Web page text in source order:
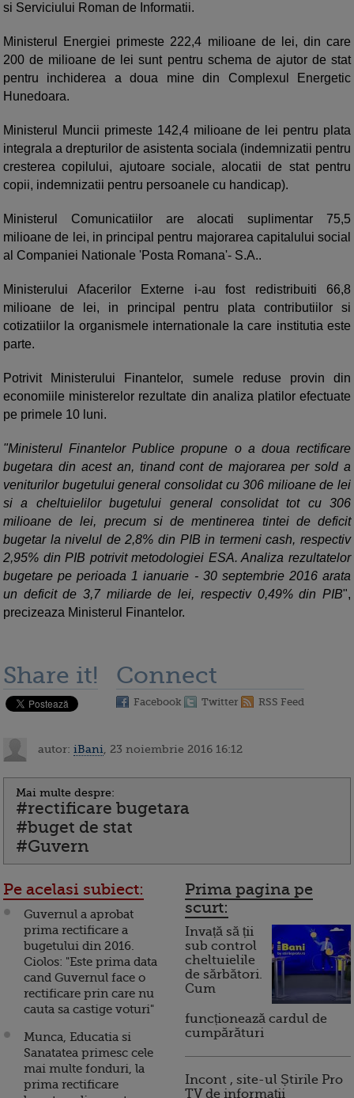
si Serviciului Roman de Informatii.
Ministerul Energiei primeste 222,4 milioane de lei, din care
200 de milioane de lei sunt pentru schema de ajutor de stat
pentru inchiderea a doua mine din Complexul Energetic
Hunedoara.
Ministerul Muncii primeste 142,4 milioane de lei pentru plata
integrala a drepturilor de asistenta sociala (indemnizatii pentru
cresterea copilului, ajutoare sociale, alocatii de stat pentru
copii, indemnizatii pentru persoanele cu handicap).
Ministerul Comunicatiilor are alocati suplimentar 75,5
milioane de lei, in principal pentru majorarea capitalului social
al Companiei Nationale 'Posta Romana'- S.A..
Ministerului Afacerilor Externe i-au fost redistribuiti 66,8
milioane de lei, in principal pentru plata contributiilor si
cotizatiilor la organismele internationale la care institutia este
parte.
Potrivit Ministerului Finantelor, sumele reduse provin din
economiile ministerelor rezultate din analiza platilor efectuate
pe primele 10 luni.
"Ministerul Finantelor Publice propune o a doua rectificare
bugetara din acest an, tinand cont de majorarea per sold a
veniturilor bugetului general consolidat cu 306 milioane de lei
si a cheltuielilor bugetului general consolidat tot cu 306
milioane de lei, precum si de mentinerea tintei de deficit
bugetar la nivelul de 2,8% din PIB in termeni cash, respectiv
2,95% din PIB potrivit metodologiei ESA. Analiza rezultatelor
bugetare pe perioada 1 ianuarie - 30 septembrie 2016 arata
un deficit de 3,7 miliarde de lei, respectiv 0,49% din PIB",
precizeaza Ministerul Finantelor.
Share it! Connect
Facebook Twitter RSS Feed
autor: iBani , 23 noiembrie 2016 16:12
Mai multe despre:
#rectificare bugetara
#buget de stat
#Guvern
Pe acelasi subiect:
Guvernul a aprobat
prima rectificare a
bugetului din 2016.
Ciolos: "Este prima data
cand Guvernul face o
rectificare prin care nu
cauta sa castige voturi"
Munca, Educatia si
Sanatatea primesc cele
mai multe fonduri, la
prima rectificare
Prima pagina pe
scurt:
Invață să ții
sub control
cheltuielile
de sărbători.
Cum
funcționează cardul de
cumpărături
Incont , site-ul Știrile Pro
TV de informații